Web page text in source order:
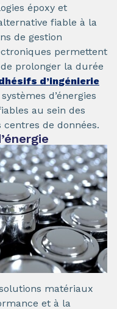
époxy et
fiable à la
de gestion
permettent
prolonger la durée
d’ingénierie
d’énergies
au sein des
de données.
matériaux
et à la